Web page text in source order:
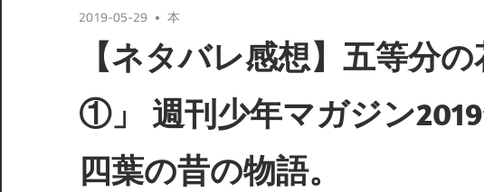
2019-05-29 本
【ネタバレ感想】五等分
①」 週刊少年マガジン2019
四葉の昔の物語。